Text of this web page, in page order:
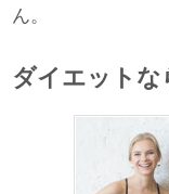
ん。
ダイエット